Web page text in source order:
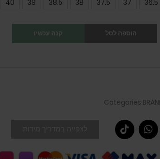
36.5
37
37.5
38
38.5
39
40
הוספה לסל קנה עכשיו
Categories